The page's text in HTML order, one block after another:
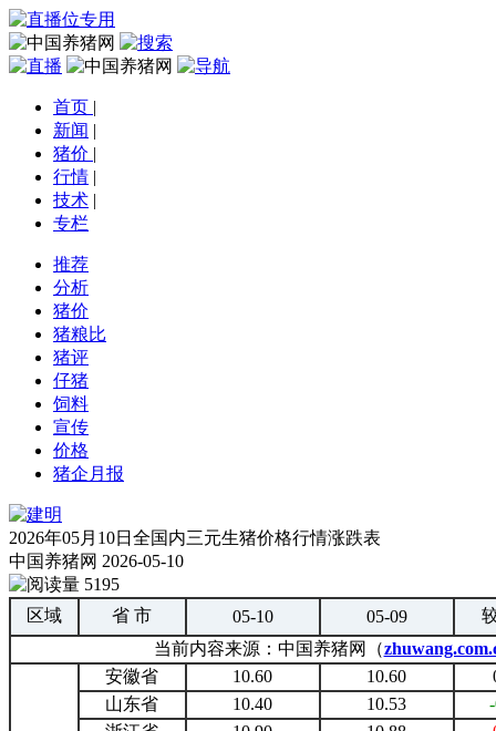
首页 |
新闻 |
猪价 |
行情 |
技术 |
专栏
推荐
分析
猪价
猪粮比
猪评
仔猪
饲料
宣传
价格
猪企月报
2026年05月10日全国内三元生猪价格行情涨跌表
中国养猪网 2026-05-10
5195
区域
省 市 05-10 05-09
当前内容来源：中国养猪网（
安徽省 10.60 10.60
山东省
10.40 10.53